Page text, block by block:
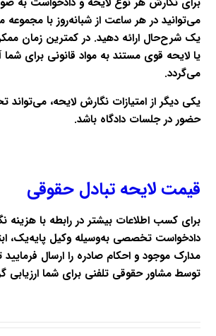
می‌توانید در هر ساعت از شبانه‌روز با مجموعه
یک شرح‌حال ارائه دهید. در کمترین زمان
یا لایحه قوی مستند به مواد قانونی برای شما
می‌گردد.
یکی دیگر از امتیازات نگارش لایحه،
حضور در جلسات دادگاه باشد.
قیمت لایحه تبادل حقوقی
برای کسب اطلاعات بیشتر در رابطه با هزینه
دادخواست تخصصی به‌وسیله وکیل پایه‌یک،
مدارک موجود و احکام صادره را ارسال
توسط مشاور حقوقی تلفنی برای شما ارزیابی